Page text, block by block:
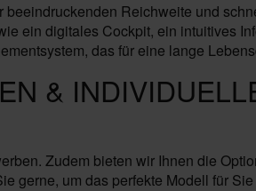
Reichweite und
ein digitales Cockpit, ein intuitives
das für eine lange
&
Zudem bieten wir Ihnen die
gerne, um das perfekte Modell für